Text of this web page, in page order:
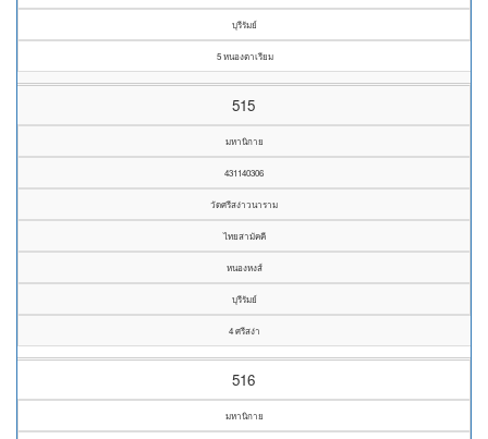
บุรีรัมย์
5 หนองตาเรียม
515
มหานิกาย
431140306
วัดศรีสง่าวนาราม
ไทยสามัคคี
หนองหงส์
บุรีรัมย์
4 ศรีสง่า
516
มหานิกาย